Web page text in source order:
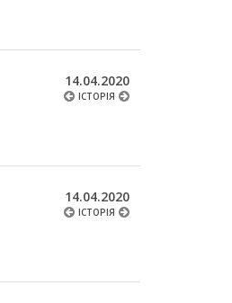
14.04.2020
ІСТОРІЯ
14.04.2020
ІСТОРІЯ